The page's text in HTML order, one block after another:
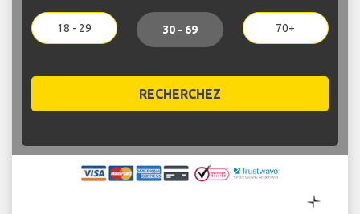
18 - 29 30 - 69 70+
RECHERCHEZ